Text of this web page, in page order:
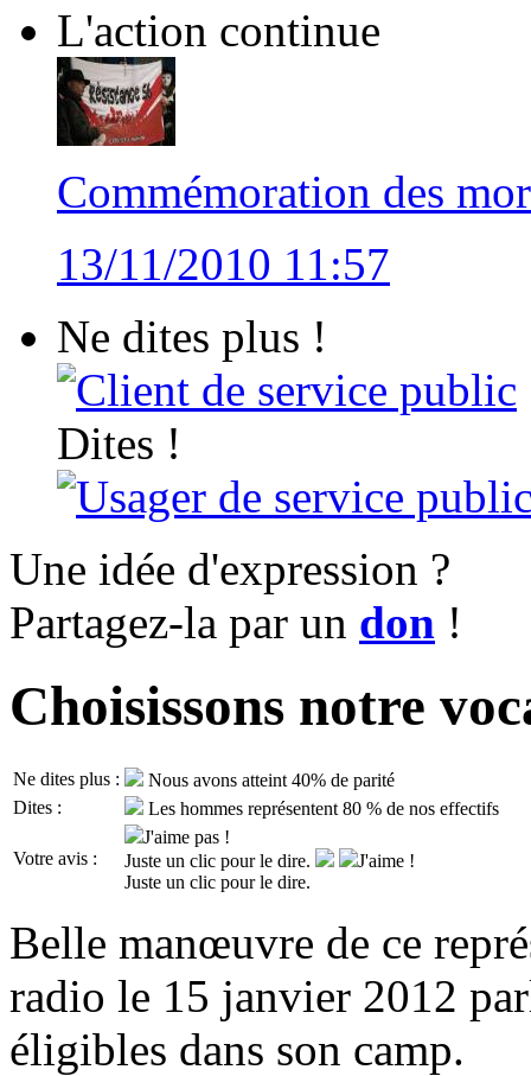
L'action continue
Commémoration des
13/11/2010 11:57
Ne dites plus !
Client de service public
Dites !
Usager de service
Une idée d'expression ?
Partagez-la par un don !
Choisissons notre
Ne dites plus :
Nous avons atteint 40% de parité
Dites :
Les hommes représentent 80 % de nos effectifs
Votre avis :
J'aime pas !
Juste un clic pour le dire.
J'aime !
Juste un clic pour le dire.
Belle manœuvre de ce
radio le 15 janvier 2012
éligibles dans son camp.